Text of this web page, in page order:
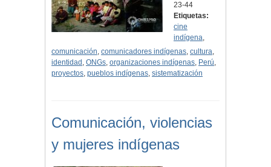
23-44
Etiquetas:
cine
indígena,
comunicación, comunicadores indígenas, cultura,
identidad , ONGs, organizaciones indígenas, Perú,
proyectos, pueblos indígenas, sistematización
Comunicación, violencias
y mujeres indígenas